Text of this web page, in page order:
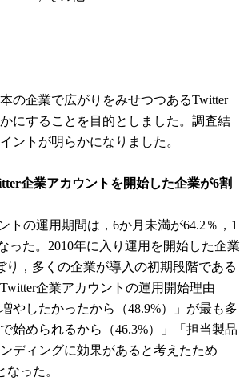
の企業で広がりをみせつつあるTwitter
にすることを目的としました。調査結
ントが明らかになりました。
企業アカウントを開始した企業が6割
トの運用期間は，6か月未満が64.2％，1
った。2010年に入り運用を開始した企業
り，多くの企業が導入の初期段階である
企業アカウントの運用開始理由
やしたかったから（48.9%）」が最も多
始められるから（46.3%）」「担当製品
ディングに効果があると考えたため
なった。